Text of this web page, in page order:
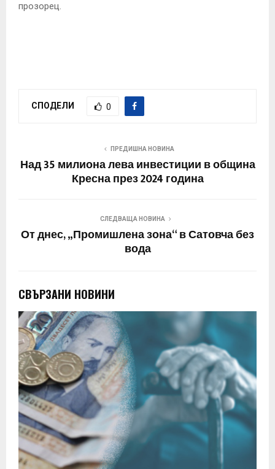
прозорец.
СПОДЕЛИ 0
ПРЕДИШНА НОВИНА
Над 35 милиона лева инвестиции в община
Кресна през 2024 година
СЛЕДВАЩА НОВИНА
От днес, „Промишлена зона“ в Сатовча без
вода
СВЪРЗАНИ НОВИНИ